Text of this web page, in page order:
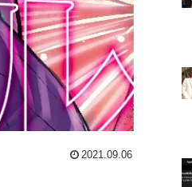
2021.09.06